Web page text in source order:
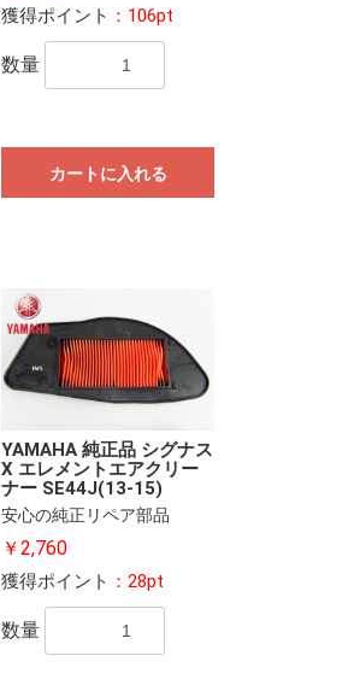
獲得ポイント ：106pt
数量
カートに入れる
YAMAHA 純正品 シグナス
X エレメントエアクリー
ナー SE44J(13-15)
安心の純正リペア部品
￥2,760
獲得ポイント ：28pt
数量